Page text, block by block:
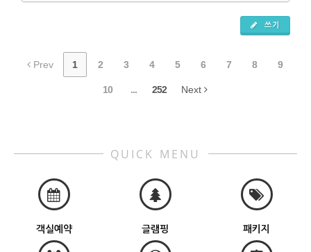
쓰기
Prev 1 2 3 4 5 6 7 8 9
10 ... 252 Next
QUICK MENU
객실예약 글램핑 패키지